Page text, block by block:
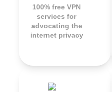
100% free VPN
services for
advocating the
internet privacy